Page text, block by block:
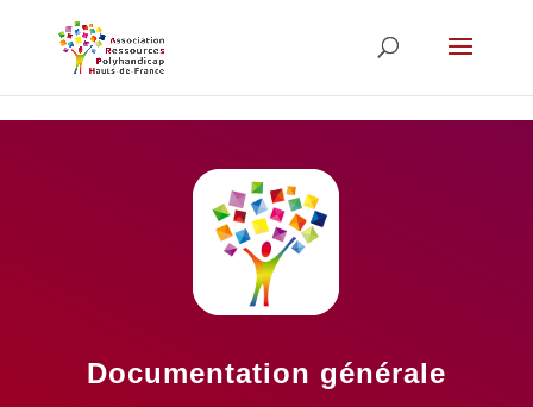
Documentation générale